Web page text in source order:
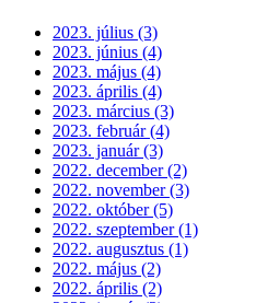
2023. július (3)
2023. június (4)
2023. május (4)
2023. április (4)
2023. március (3)
2023. február (4)
2023. január (3)
2022. december (2)
2022. november (3)
2022. október (5)
2022. szeptember (1)
2022. augusztus (1)
2022. május (2)
2022. április (2)